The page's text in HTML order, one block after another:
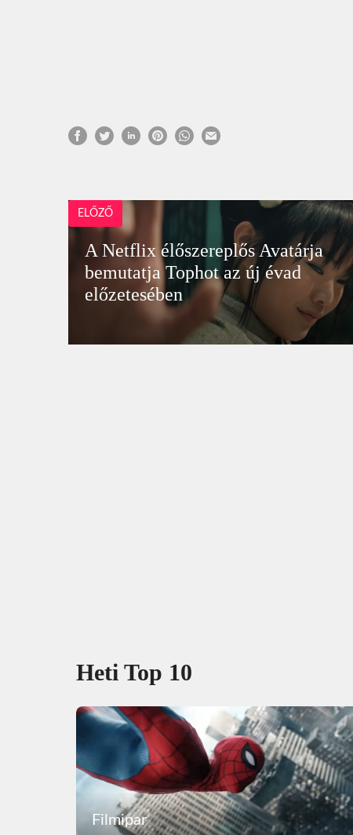
ELŐZŐ
A Netflix élőszereplős Avatárja
bemutatja Tophot az új évad
előzetesében
Heti Top 10
Filmipar